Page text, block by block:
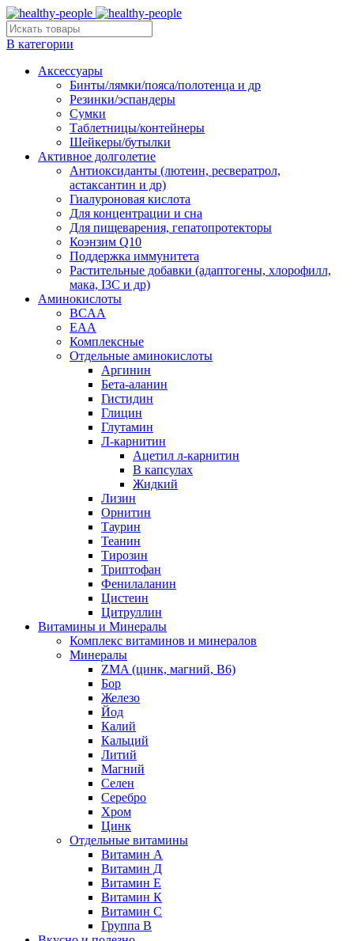
В категории
Аксессуары
Бинты/лямки/пояса/полотенца и др
Резинки/эспандеры
Сумки
Таблетницы/контейнеры
Шейкеры/бутылки
Активное долголетие
Антиоксиданты (лютеин, ресвератрол,
астаксантин и др)
Гиалуроновая кислота
Для концентрации и сна
Для пищеварения, гепатопротекторы
Коэнзим Q10
Поддержка иммунитета
Растительные добавки (адаптогены, хлорофилл,
мака, I3C и др)
Аминокислоты
BCAA
EAA
Комплексные
Отдельные аминокислоты
Аргинин
Бета-аланин
Гистидин
Глицин
Глутамин
Л-карнитин
Ацетил л-карнитин
В капсулах
Жидкий
Лизин
Орнитин
Таурин
Теанин
Тирозин
Триптофан
Фенилаланин
Цистеин
Цитруллин
Витамины и Минералы
Комплекс витаминов и минералов
Минералы
ZMA (цинк, магний, В6)
Бор
Железо
Йод
Калий
Кальций
Литий
Магний
Селен
Серебро
Хром
Цинк
Отдельные витамины
Витамин А
Витамин Д
Витамин Е
Витамин К
Витамин С
Группа В